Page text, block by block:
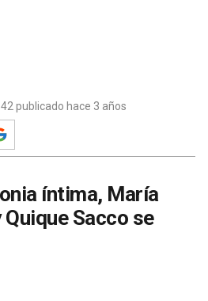
publicado hace 3 años
íntima, María
Sacco se